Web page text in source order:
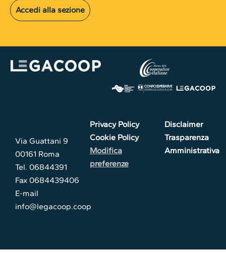
Accedi alla sezione
Via Guattani 9
00161 Roma
Tel. 06844391
Fax 0684439406
E-mail
info@legacoop.coop
Privacy Policy
Cookie Policy
Modifica
preferenze
Disclaimer
Trasparenza
Amministrativa